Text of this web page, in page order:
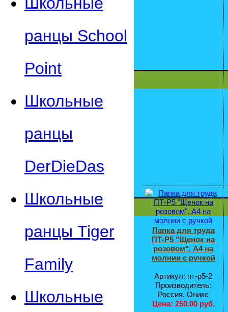
ранцы School
Point
Школьные
ранцы
DerDieDas
Школьные
ранцы Tiger
Family
Школьные
Папка для труда
ПТ-Р5 "Щенок на
розовом", А4 на
молнии с ручкой
Артикул: пт-р5-2
Производитель:
Россия, Оникс
Цена: 250.00 руб.